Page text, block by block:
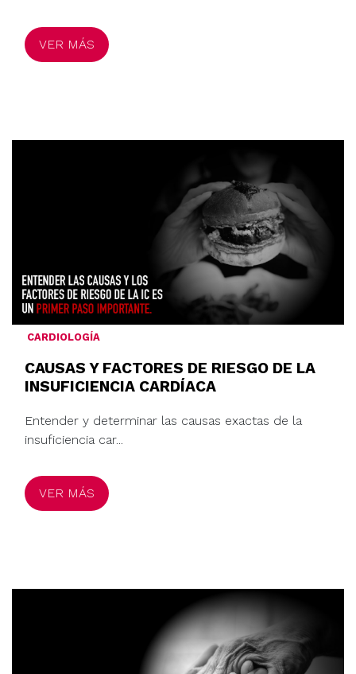
VER MÁS
CARDIOLOGÍA
CAUSAS Y FACTORES DE RIESGO DE LA
INSUFICIENCIA CARDÍACA
Entender y determinar las causas exactas de la
insuficiencia car...
VER MÁS